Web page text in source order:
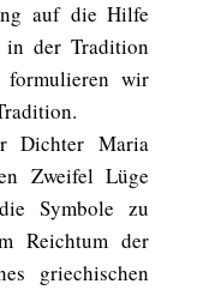
auf die Hilfe
in der Tradition
wir
Dichter Maria
Zweifel Lüge
Symbole zu
Reichtum der
griechischen